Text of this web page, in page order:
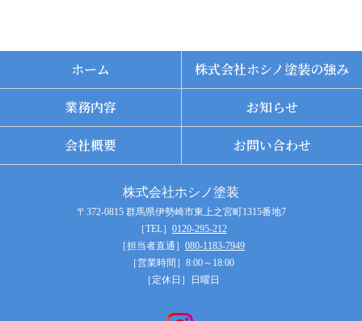
ホーム 株式会社ホシノ塗装の強み
業務内容 お知らせ
会社概要 お問い合わせ
株式会社ホシノ塗装
〒372-0815 群馬県伊勢崎市東上之宮町1315番地7
［TEL］ 0120-295-212
［担当者直通］ 080-1183-7949
［営業時間］8:00～18:00
［定休日］日曜日